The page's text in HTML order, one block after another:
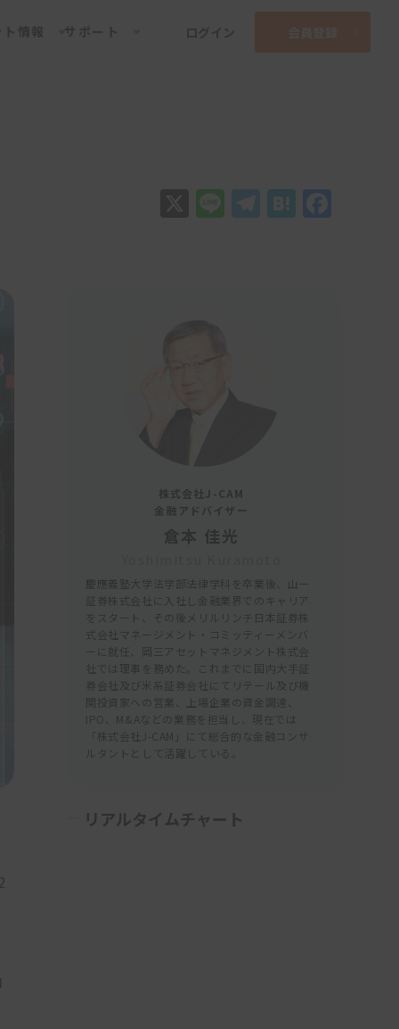
X LineTelegram
Hatena
株式会社J-CAM
金融アドバイザー
倉本 佳光
慶應義塾大学法学部法律学科を卒業後、山一
証券株式会社に入社し金融業界でのキャリア
をスタート、その後メリルリンチ日本証券株
式会社マネージメント・コミッティーメンバ
ーに就任、岡三アセットマネジメント株式会
社では理事を務めた。これまでに国内大手証
券会社及び米系証券会社にてリテール及び機
関投資家への営業、上場企業の資金調達、
IPO、M&Aなどの業務を担当し、現在では
「株式会社J-CAM」にて総合的な金融コンサ
ルタントとして活躍している。
リアルタイムチャート